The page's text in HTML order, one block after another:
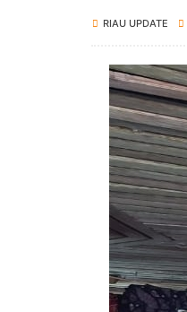
RIAU UPDATE